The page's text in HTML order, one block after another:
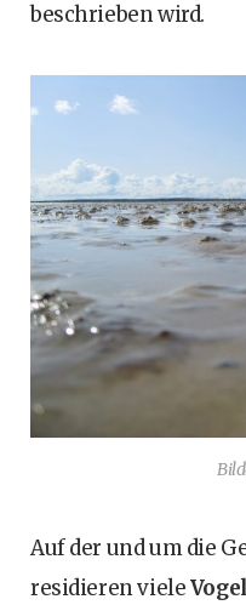
beschrieben wird.
Auf der und um die
residieren viele